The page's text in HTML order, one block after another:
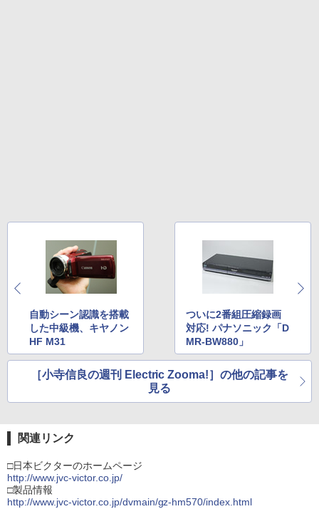
自動シーン認識を搭載
した中級機、キヤノン
HF M31
ついに2番組圧縮録画
対応! パナソニック「D
MR-BW880」
［小寺信良の週刊 Electric Zooma!］の他の記事を
見る
関連リンク
□日本ビクターのホームページ
http://www.jvc-victor.co.jp/
□製品情報
http://www.jvc-victor.co.jp/dvmain/gz-hm570/index.html